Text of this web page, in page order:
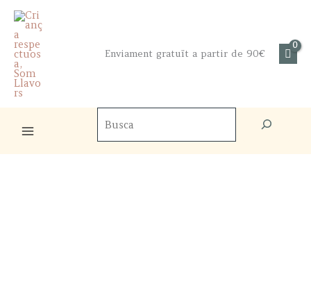
Skip
content
Enviament gratuït a partir de 90€